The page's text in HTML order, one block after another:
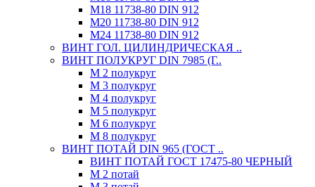
М18 11738-80 DIN 912
М20 11738-80 DIN 912
М24 11738-80 DIN 912
ВИНТ ГОЛ. ЦИЛИНДРИЧЕСКАЯ ..
ВИНТ ПОЛУКРУГ DIN 7985 (Г..
М 2 полукруг
М 3 полукруг
М 4 полукруг
М 5 полукруг
М 6 полукруг
М 8 полукруг
ВИНТ ПОТАЙ DIN 965 (ГОСТ ..
ВИНТ ПОТАЙ ГОСТ 17475-80 ЧЕРНЫЙ
М 2 потай